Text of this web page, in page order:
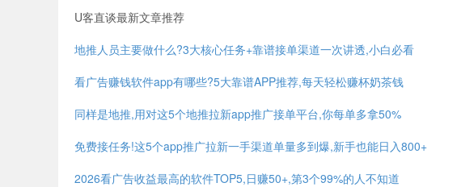
U客直谈最新文章推荐
地推人员主要做什么?3大核心任务+靠谱接单渠道一次讲透,小白必看
看广告赚钱软件app有哪些?5大靠谱APP推荐,每天轻松赚杯奶茶钱
同样是地推,用对这5个地推拉新app推广接单平台,你每单多拿50%
免费接任务!这5个app推广拉新一手渠道单量多到爆,新手也能日入800+
2026看广告收益最高的软件TOP5,日赚50+,第3个99%的人不知道